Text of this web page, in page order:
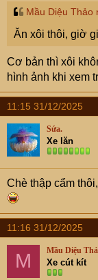
Mầu Diệu Thảo
Ăn xôi thôi, giờ
Cơ bản thì xôi
hình ảnh khi xem
11:15 31/12/2025
Sứa.
Xe lăn
Chè thập cẩm
11:16 31/12/2025
M Mầu Diệu
Xe cút kít